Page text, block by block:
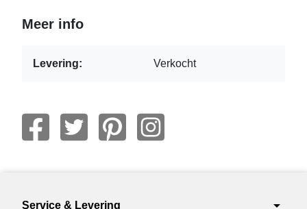
Meer info
Levering: Verkocht
Service & Levering